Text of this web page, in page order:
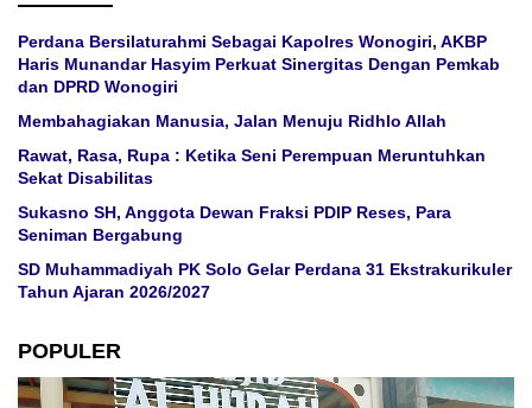
Perdana Bersilaturahmi Sebagai Kapolres Wonogiri, AKBP
Haris Munandar Hasyim Perkuat Sinergitas Dengan Pemkab
dan DPRD Wonogiri
Membahagiakan Manusia, Jalan Menuju Ridhlo Allah
Rawat, Rasa, Rupa : Ketika Seni Perempuan Meruntuhkan
Sekat Disabilitas
Sukasno SH, Anggota Dewan Fraksi PDIP Reses, Para
Seniman Bergabung
SD Muhammadiyah PK Solo Gelar Perdana 31 Ekstrakurikuler
Tahun Ajaran 2026/2027
POPULER